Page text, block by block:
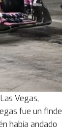
Vegas,
fue un finde
había andado